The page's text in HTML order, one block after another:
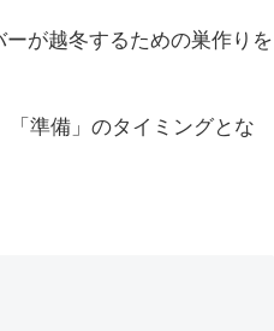
が越冬するための巣作りを
準備」のタイミングとな